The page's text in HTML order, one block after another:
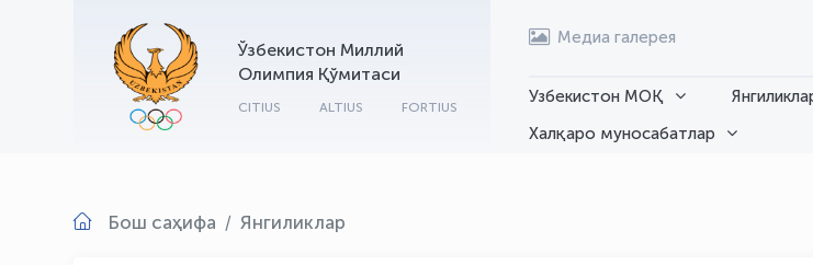
Ўзбекистон Миллий
Олимпия Қўмитаси
CITIUS ALTIUS FORTIUS
Медиа галерея
Узбекистон МОҚ
Халқаро муносабатлар
Бош саҳифа Янгиликлар